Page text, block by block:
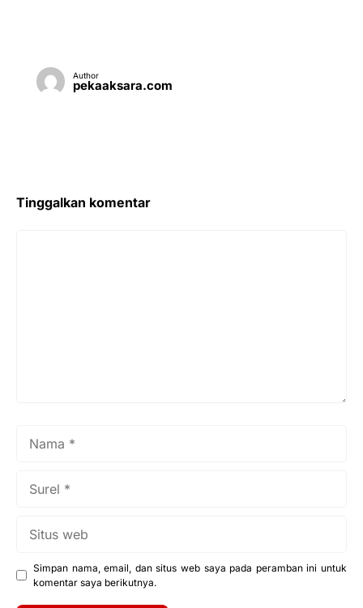
Author
pekaaksara.com
Tinggalkan komentar
Simpan nama, email, dan situs web saya pada peramban ini untuk
komentar saya berikutnya.